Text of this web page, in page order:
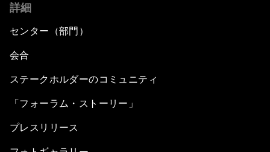
詳細
センター（部門）
会合
ステークホルダーのコミュニティ
「フォーラム・ストーリー」
プレスリリース